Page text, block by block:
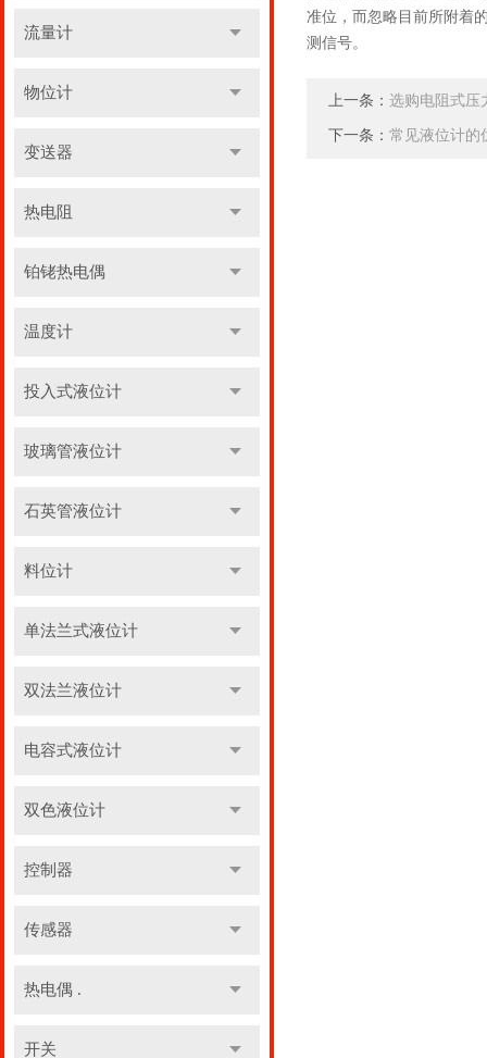
流量计
物位计
变送器
热电阻
铂铑热电偶
温度计
投入式液位计
玻璃管液位计
石英管液位计
料位计
单法兰式液位计
双法兰液位计
电容式液位计
双色液位计
控制器
传感器
热电偶 .
开关
准位，而忽略目前所附着
测信号。
上一条： 选购电阻式压
下一条： 常见液位计的